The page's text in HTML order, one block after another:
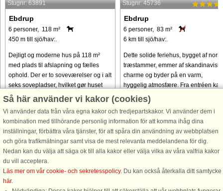
Stugnr: 63891
Ebdrup
6 personer, 118 m²
450 m till sjö/hav:.
Dejligt og moderne hus på 118 m²
med plads til afslapning og fælles
ophold. Der er to soveværelser og i alt
seks sovepladser, hvilket gør huset
velegnet til både familier og venner.
från 10.541 SEK
Stugnr: 45736
Ebdrup
6 personer, 83 m²
6 km till sjö/hav:.
Dette solide feriehus, bygget af
træstammer, emmer af skandinavisk
charme og byder på en varm,
hyggelig atmosfære. Fra entréen kan
gæsterne få adgang til to
soveværelser og et badeværelse
bruser, ...
från 4.739 SEK
Så här använder vi kakor (cookies)
Vi använder data från våra egna kakor och tredjepartskakor. Vi använder dem i
kombination med tillhörande personlig information för att komma ihåg dina
inställningar, förbättra våra tjänster, för att spåra din användning av webbplatsen
och göra trafikmätningar samt visa de mest relevanta meddelandena för dig.
Nedan kan du välja att säga ok till alla kakor eller välja vilka av våra valfria kakor
du vill acceptera.
Läs mer om vår cookie- och sekretesspolicy. Du kan också återkalla ditt samtycke
här.